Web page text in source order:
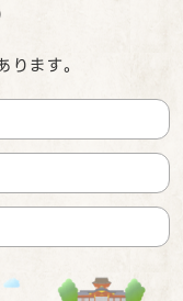
ります。